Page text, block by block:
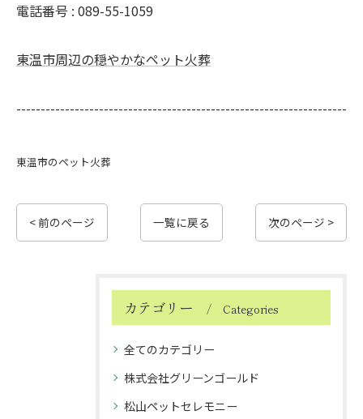
電話番号 : 089-55-1059
東温市周辺の穏やかなペット火葬
--------------------------------------------------------------------
東温市のペット火葬
< 前のページ 一覧に戻る 次のページ >
カテゴリー Categories
全てのカテゴリー
株式会社グリーンゴールド
松山ペットセレモニー